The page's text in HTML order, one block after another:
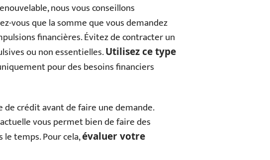
nous vous conseillons
vous que la somme que vous demandez
financières. Évitez de contracter un
ou non essentielles.Utilisez ce type
pour des besoins financiers
crédit avant de faire une demande.
vous permet bien de faire des
temps. Pour cela,évaluer votre